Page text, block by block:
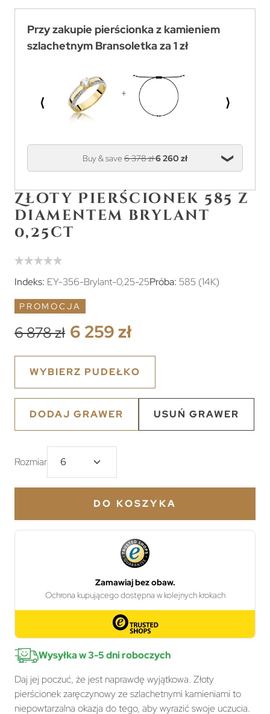
Przy zakupie pierścionka z kamieniem
szlachetnym Bransoletka za 1 zł
⟨ ⟩
Buy & save 6 378 zł6 260 zł
Złoty Pierścionek 585 z
diamentem brylant
0,25ct
Indeks: EY-356-Brylant-0,25-25Próba: 585 (14K)
PROMOCJA
6 878 zł 6 259 zł
WYBIERZ PUDEŁKO
DODAJ GRAWER USUŃ GRAWER
Rozmiar
DO KOSZYKA
Wysyłka w 3-5 dni roboczych
Daj jej poczuć, że jest naprawdę wyjątkowa. Złoty
pierścionek zaręczynowy ze szlachetnymi kamieniami to
niepowtarzalna okazja do tego, aby wyrazić swoje uczucia.